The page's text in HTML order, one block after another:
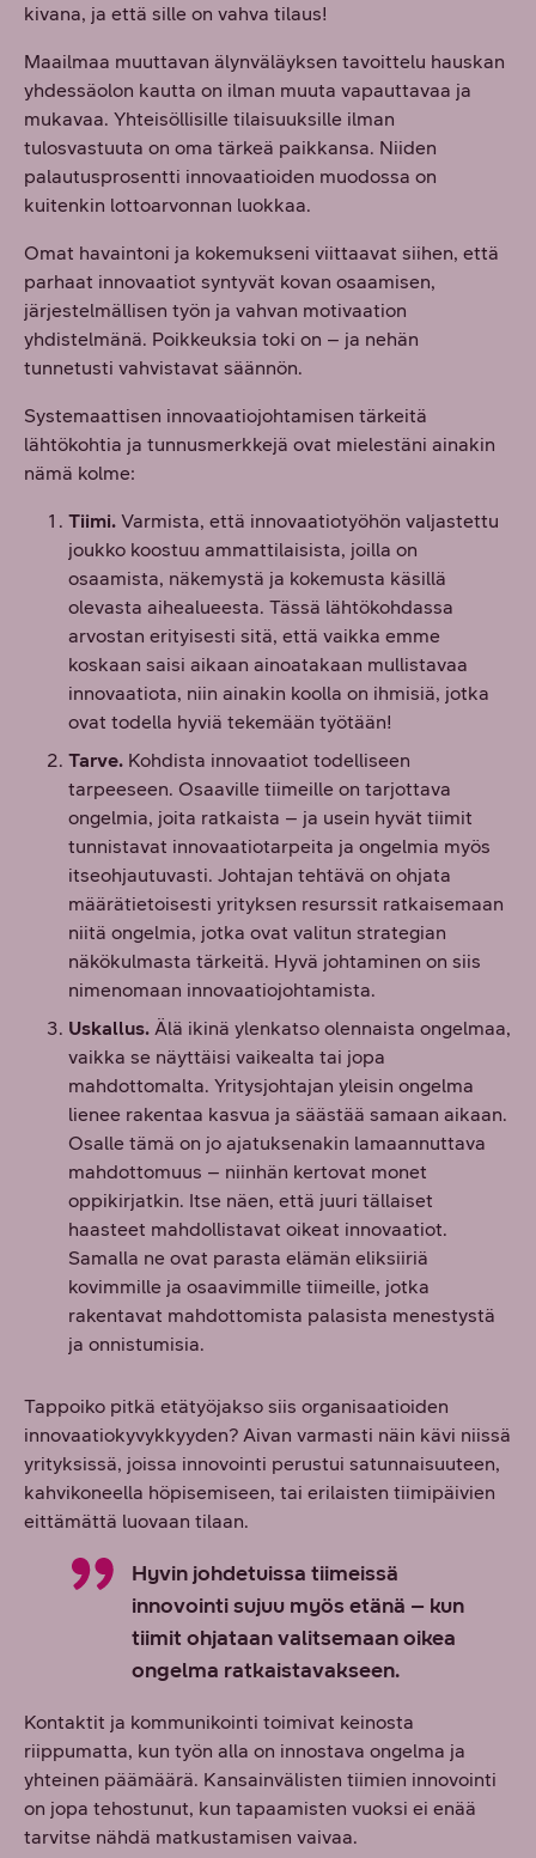
kivana, ja että sille on vahva tilaus!
Maailmaa muuttavan älynväläyksen tavoittelu hauskan
yhdessäolon kautta on ilman muuta vapauttavaa ja
mukavaa. Yhteisöllisille tilaisuuksille ilman
tulosvastuuta on oma tärkeä paikkansa. Niiden
palautusprosentti innovaatioiden muodossa on
kuitenkin lottoarvonnan luokkaa.
Omat havaintoni ja kokemukseni viittaavat siihen, että
parhaat innovaatiot syntyvät kovan osaamisen,
järjestelmällisen työn ja vahvan motivaation
yhdistelmänä. Poikkeuksia toki on – ja nehän
tunnetusti vahvistavat säännön.
Systemaattisen innovaatiojohtamisen tärkeitä
lähtökohtia ja tunnusmerkkejä ovat mielestäni ainakin
nämä kolme:
Tiimi.Varmista, että innovaatiotyöhön valjastettu
joukko koostuu ammattilaisista, joilla on
osaamista, näkemystä ja kokemusta käsillä
olevasta aihealueesta. Tässä lähtökohdassa
arvostan erityisesti sitä, että vaikka emme
koskaan saisi aikaan ainoatakaan mullistavaa
innovaatiota, niin ainakin koolla on ihmisiä, jotka
ovat todella hyviä tekemään työtään!
Tarve.Kohdista innovaatiot todelliseen
tarpeeseen. Osaaville tiimeille on tarjottava
ongelmia, joita ratkaista – ja usein hyvät tiimit
tunnistavat innovaatiotarpeita ja ongelmia myös
itseohjautuvasti. Johtajan tehtävä on ohjata
määrätietoisesti yrityksen resurssit ratkaisemaan
niitä ongelmia, jotka ovat valitun strategian
näkökulmasta tärkeitä. Hyvä johtaminen on siis
nimenomaan innovaatiojohtamista.
Uskallus.Älä ikinä ylenkatso olennaista ongelmaa,
vaikka se näyttäisi vaikealta tai jopa
mahdottomalta. Yritysjohtajan yleisin ongelma
lienee rakentaa kasvua ja säästää samaan aikaan.
Osalle tämä on jo ajatuksenakin lamaannuttava
mahdottomuus – niinhän kertovat monet
oppikirjatkin. Itse näen, että juuri tällaiset
haasteet mahdollistavat oikeat innovaatiot.
Samalla ne ovat parasta elämän eliksiiriä
kovimmille ja osaavimmille tiimeille, jotka
rakentavat mahdottomista palasista menestystä
ja onnistumisia.
Tappoiko pitkä etätyöjakso siis organisaatioiden
innovaatiokyvykkyyden? Aivan varmasti näin kävi niissä
yrityksissä, joissa innovointi perustui satunnaisuuteen,
kahvikoneella höpisemiseen, tai erilaisten tiimipäivien
eittämättä luovaan tilaan.
Hyvin johdetuissa tiimeissä
innovointi sujuu myös etänä – kun
tiimit ohjataan valitsemaan oikea
ongelma ratkaistavakseen.
Kontaktit ja kommunikointi toimivat keinosta
riippumatta, kun työn alla on innostava ongelma ja
yhteinen päämäärä. Kansainvälisten tiimien innovointi
on jopa tehostunut, kun tapaamisten vuoksi ei enää
tarvitse nähdä matkustamisen vaivaa.